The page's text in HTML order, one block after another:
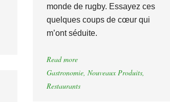
monde de rugby. Essayez ces
quelques coups de cœur qui
m’ont séduite.
Read more
Gastronomie, Nouveaux Produits,
Restaurants